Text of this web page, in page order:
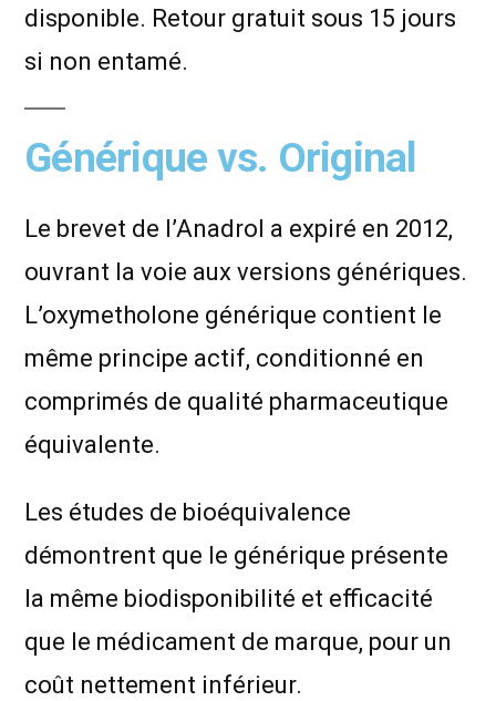
disponible. Retour gratuit sous 15 jours
si non entamé.
Générique vs. Original
Le brevet de l’Anadrol a expiré en 2012,
ouvrant la voie aux versions génériques.
L’oxymetholone générique contient le
même principe actif, conditionné en
comprimés de qualité pharmaceutique
équivalente.
Les études de bioéquivalence
démontrent que le générique présente
la même biodisponibilité et efficacité
que le médicament de marque, pour un
coût nettement inférieur.